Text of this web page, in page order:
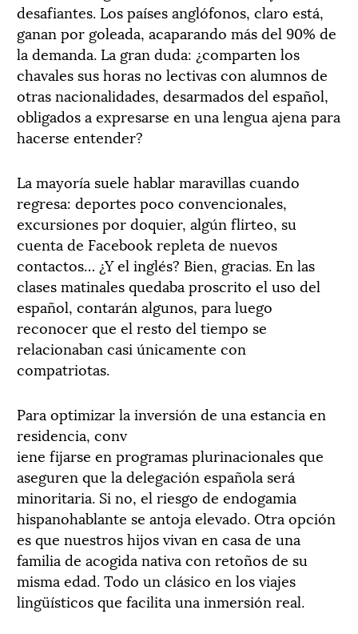
desafiantes. Los países anglófonos, claro está,
ganan por goleada, acaparando más del 90% de
la demanda. La gran duda: ¿comparten los
chavales sus horas no lectivas con alumnos de
otras nacionalidades, desarmados del español,
obligados a expresarse en una lengua ajena para
hacerse entender?
La mayoría suele hablar maravillas cuando
regresa: deportes poco convencionales,
excursiones por doquier, algún flirteo, su
cuenta de Facebook repleta de nuevos
contactos… ¿Y el inglés? Bien, gracias. En las
clases matinales quedaba proscrito el uso del
español, contarán algunos, para luego
reconocer que el resto del tiempo se
relacionaban casi únicamente con
compatriotas.
Para optimizar la inversión de una estancia en
residencia, conv
iene fijarse en programas plurinacionales que
aseguren que la delegación española será
minoritaria. Si no, el riesgo de endogamia
hispanohablante se antoja elevado. Otra opción
es que nuestros hijos vivan en casa de una
familia de acogida nativa con retoños de su
misma edad. Todo un clásico en los viajes
lingüísticos que facilita una inmersión real.